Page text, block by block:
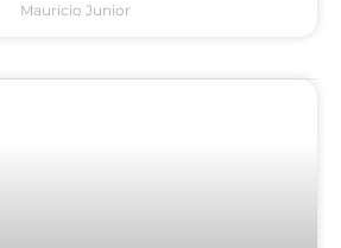
Mauricio Junior